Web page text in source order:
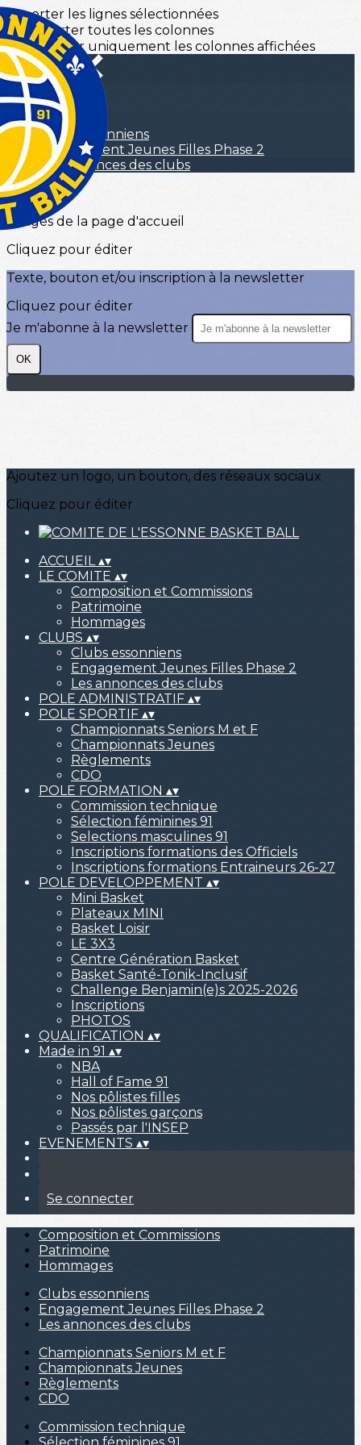
Exporter les lignes sélectionnées
Exporter toutes les colonnes
Exporter uniquement les colonnes affichées
Menu
>
Clubs essonniens
Engagement Jeunes Filles Phase 2
Les annonces des clubs
?>
Images de la page d'accueil
Cliquez pour éditer
Texte, bouton et/ou inscription à la newsletter
Cliquez pour éditer
Je m'abonne à la newsletter
OK
Ajoutez un logo, un bouton, des réseaux sociaux
Cliquez pour éditer
ACCUEIL▴▾
LE COMITE ▴▾
Composition et Commissions
Patrimoine
Hommages
CLUBS ▴▾
Clubs essonniens
Engagement Jeunes Filles Phase 2
Les annonces des clubs
POLE ADMINISTRATIF ▴▾
POLE SPORTIF ▴▾
Championnats Seniors M et F
Championnats Jeunes
Règlements
CDO
POLE FORMATION ▴▾
Commission technique
Sélection féminines 91
Selections masculines 91
Inscriptions formations des Officiels
Inscriptions formations Entraineurs 26-27
POLE DEVELOPPEMENT ▴▾
Mini Basket
Plateaux MINI
Basket Loisir
LE 3X3
Centre Génération Basket
Basket Santé-Tonik-Inclusif
Challenge Benjamin(e)s 2025-2026
Inscriptions
PHOTOS
QUALIFICATION ▴▾
Made in 91 ▴▾
NBA
Hall of Fame 91
Nos pôlistes filles
Nos pôlistes garçons
Passés par l'INSEP
EVENEMENTS ▴▾
Se connecter
Composition et Commissions
Patrimoine
Hommages
Clubs essonniens
Engagement Jeunes Filles Phase 2
Les annonces des clubs
Championnats Seniors M et F
Championnats Jeunes
Règlements
CDO
Commission technique